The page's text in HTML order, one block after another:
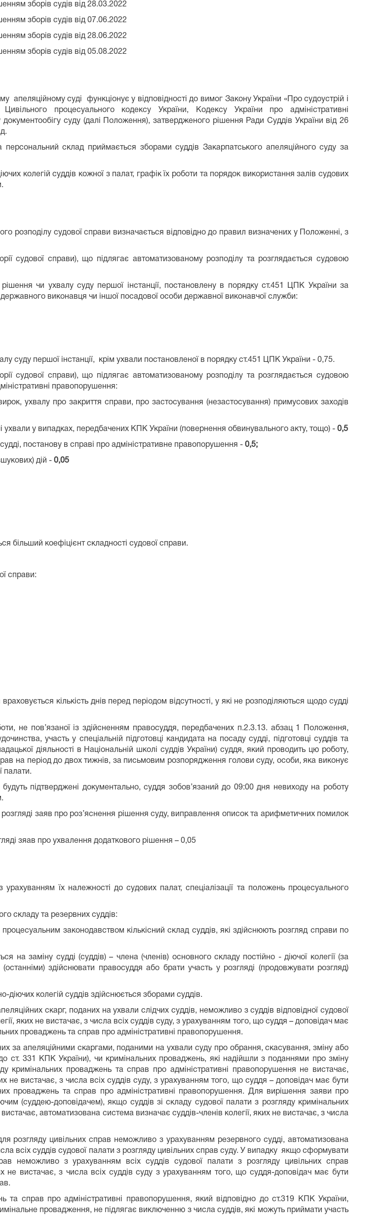
зборів судів від 28.03.2022
зборів судів від 07.06.2022
зборів судів від 28.06.2022
зборів судів від 05.08.2022
суді функціонує у відповідності до вимог Закону України «Про судоустрій і
процесуального кодексу України, Кодексу України про адміністративні
суду (далі Положення), затвердженого рішення Ради Суддів України від 26
склад приймається зборами суддів Закарпатського апеляційного суду за
колегій суддів кожної з палат, графік їх роботи та порядок використання залів судових
розподілу судової справи визначається відповідно до правил визначених у Положенні, з
судової справи), що підлягає автоматизованому розподілу та розглядається судовою
чи ухвалу суду першої інстанції, постановлену в порядку ст.451 ЦПК України за
державного виконавця чи іншої посадової особи державної виконавчої служби:
суду першої інстанції, крім ухвали постановленої в порядку ст.451 ЦПК України - 0,75.
судової справи), що підлягає автоматизованому розподілу та розглядається судовою
правопорушення:
ухвалу про закриття справи, про застосування (незастосування) примусових заходів
у випадках, передбачених КПК України (повернення обвинувального акту, тощо) - 0,5
постанову в справі про адміністративне правопорушення - 0,5;
дій - 0,05
більший коефіцієнт складності судової справи.
справи:
кількість днів перед періодом відсутності, у які не розподіляються щодо судді
не пов’язаної із здійсненням правосуддя, передбачених п.2.3.13. абзац 1 Положення,
участь у спеціальній підготовці кандидата на посаду судді, підготовці суддів та
діяльності в Національній школі суддів України) суддя, який проводить цю роботу,
на період до двох тижнів, за письмовим розпорядження голови суду, особи, яка виконує
палати.
підтверджені документально, суддя зобов’язаний до 09:00 дня невиходу на роботу
заяв про роз’яснення рішення суду, виправлення описок та арифметичних помилок
зяав про ухвалення додаткового рішення – 0,05
урахуванням їх належності до судових палат, спеціалізації та положень процесуального
складу та резервних суддів:
законодавством кількісний склад суддів, які здійснюють розгляд справи по
на заміну судді (суддів) – члена (членів) основного складу постійно - діючої колегії (за
здійснювати правосуддя або брати участь у розгляді (продовжувати розгляд)
діючих колегій суддів здійснюється зборами суддів.
скарг, поданих на ухвали слідчих суддів, неможливо з суддів відповідної судової
яких не вистачає, з числа всіх суддів суду, з урахуванням того, що суддя – доповідач має
проваджень та справ про адміністративні правопорушення.
за апеляційними скаргами, поданими на ухвали суду про обрання, скасування, зміну або
ст. 331 КПК України), чи кримінальних проваджень, які надійшли з поданнями про зміну
кримінальних проваджень та справ про адміністративні правопорушення не вистачає,
не вистачає, з числа всіх суддів суду, з урахуванням того, що суддя – доповідач має бути
проваджень та справ про адміністративні правопорушення. Для вирішення заяви про
(суддею-доповідачем), якщо суддів зі складу судової палати з розгляду кримінальних
автоматизована система визначає суддів-членів колегії, яких не вистачає, з числа
розгляду цивільних справ неможливо з урахуванням резервного судді, автоматизована
всіх суддів судової палати з розгляду цивільних справ суду. У випадку якщо сформувати
неможливо з урахуванням всіх суддів судової палати з розгляду цивільних справ
не вистачає, з числа всіх суддів суду з урахуванням того, що суддя-доповідач має бути
та справ про адміністративні правопорушення, який відповідно до ст.319 КПК України,
провадження, не підлягає виключенню з числа суддів, які можуть приймати участь